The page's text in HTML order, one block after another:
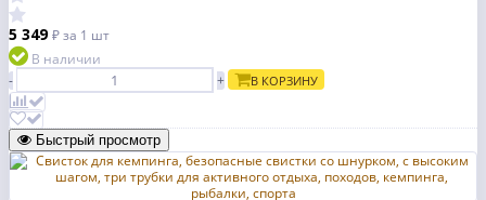
5 349₽за 1 шт
В наличии
-
+ В КОРЗИНУ
Быстрый просмотр